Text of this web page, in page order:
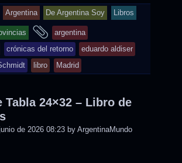
Argentina De Argentina Soy Libros
and
tagged
argentina
crónicas del retorno
eduardo aldiser
libro Madrid
Tabla 24×32 – Libro de
de 2026 08:23 by ArgentinaMundo